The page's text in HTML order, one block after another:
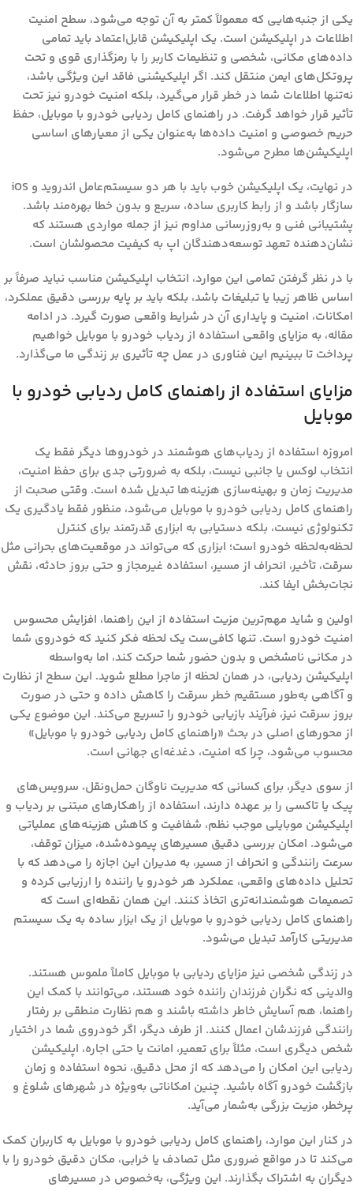
یکی از جنبه‌هایی که معمولاً کمتر به آن توجه می‌شود، سطح امنیت
اطلاعات در اپلیکیشن است. یک اپلیکیشن قابل‌اعتماد باید تمامی
داده‌های مکانی، شخصی و تنظیمات کاربر را با رمزگذاری قوی و تحت
پروتکل‌های ایمن منتقل کند. اگر اپلیکیشنی فاقد این ویژگی باشد،
نه‌تنها اطلاعات شما در خطر قرار می‌گیرد، بلکه امنیت خودرو نیز تحت
تأثیر قرار خواهد گرفت. در راهنمای کامل ردیابی خودرو با موبایل، حفظ
حریم خصوصی و امنیت داده‌ها به‌عنوان یکی از معیارهای اساسی
اپلیکیشن‌ها مطرح می‌شود.
در نهایت، یک اپلیکیشن خوب باید با هر دو سیستم‌عامل اندروید و iOS
سازگار باشد و از رابط کاربری ساده، سریع و بدون خطا بهره‌مند باشد.
پشتیبانی فنی و به‌روزرسانی مداوم نیز از جمله مواردی هستند که
نشان‌دهنده تعهد توسعه‌دهندگان اپ به کیفیت محصولشان است.
با در نظر گرفتن تمامی این موارد، انتخاب اپلیکیشن مناسب نباید صرفاً بر
اساس ظاهر زیبا یا تبلیغات باشد، بلکه باید بر پایه بررسی دقیق عملکرد،
امکانات، امنیت و پایداری آن در شرایط واقعی صورت گیرد. در ادامه
مقاله، به مزایای واقعی استفاده از ردیاب خودرو با موبایل خواهیم
پرداخت تا ببینیم این فناوری در عمل چه تأثیری بر زندگی ما می‌گذارد.
مزایای استفاده از راهنمای کامل ردیابی خودرو با
موبایل
امروزه استفاده از ردیاب‌های هوشمند در خودروها دیگر فقط یک
انتخاب لوکس یا جانبی نیست، بلکه به ضرورتی جدی برای حفظ امنیت،
مدیریت زمان و بهینه‌سازی هزینه‌ها تبدیل شده است. وقتی صحبت از
راهنمای کامل ردیابی خودرو با موبایل می‌شود، منظور فقط یادگیری یک
تکنولوژی نیست، بلکه دستیابی به ابزاری قدرتمند برای کنترل
لحظه‌به‌لحظه خودرو است؛ ابزاری که می‌تواند در موقعیت‌های بحرانی مثل
سرقت، تأخیر، انحراف از مسیر، استفاده غیرمجاز و حتی بروز حادثه، نقش
نجات‌بخش ایفا کند.
اولین و شاید مهم‌ترین مزیت استفاده از این راهنما، افزایش محسوس
امنیت خودرو است. تنها کافی‌ست یک لحظه فکر کنید که خودروی شما
در مکانی نامشخص و بدون حضور شما حرکت کند، اما به‌واسطه
اپلیکیشن ردیابی، در همان لحظه از ماجرا مطلع شوید. این سطح از نظارت
و آگاهی به‌طور مستقیم خطر سرقت را کاهش داده و حتی در صورت
بروز سرقت نیز، فرآیند بازیابی خودرو را تسریع می‌کند. این موضوع یکی
از محورهای اصلی در بحث «راهنمای کامل ردیابی خودرو با موبایل»
محسوب می‌شود، چرا که امنیت، دغدغه‌ای جهانی است.
از سوی دیگر، برای کسانی که مدیریت ناوگان حمل‌ونقل، سرویس‌های
پیک یا تاکسی را بر عهده دارند، استفاده از راهکارهای مبتنی بر ردیاب و
اپلیکیشن موبایلی موجب نظم، شفافیت و کاهش هزینه‌های عملیاتی
می‌شود. امکان بررسی دقیق مسیرهای پیموده‌شده، میزان توقف،
سرعت رانندگی و انحراف از مسیر، به مدیران این اجازه را می‌دهد که با
تحلیل داده‌های واقعی، عملکرد هر خودرو یا راننده را ارزیابی کرده و
تصمیمات هوشمندانه‌تری اتخاذ کنند. این همان نقطه‌ای است که
راهنمای کامل ردیابی خودرو با موبایل از یک ابزار ساده به یک سیستم
مدیریتی کارآمد تبدیل می‌شود.
در زندگی شخصی نیز مزایای ردیابی با موبایل کاملاً ملموس هستند.
والدینی که نگران فرزندان راننده خود هستند، می‌توانند با کمک این
راهنما، هم آسایش خاطر داشته باشند و هم نظارت منطقی بر رفتار
رانندگی فرزندشان اعمال کنند. از طرف دیگر، اگر خودروی شما در اختیار
شخص دیگری است، مثلاً برای تعمیر، امانت یا حتی اجاره، اپلیکیشن
ردیابی این امکان را می‌دهد که از محل دقیق، نحوه استفاده و زمان
بازگشت خودرو آگاه باشید. چنین امکاناتی به‌ویژه در شهرهای شلوغ و
پرخطر، مزیت بزرگی به‌شمار می‌آید.
در کنار این موارد، راهنمای کامل ردیابی خودرو با موبایل به کاربران کمک
می‌کند تا در مواقع ضروری مثل تصادف یا خرابی، مکان دقیق خودرو را با
دیگران به اشتراک بگذارند. این ویژگی، به‌خصوص در مسیرهای